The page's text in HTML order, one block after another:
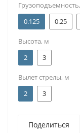
0.125
0.25
Высота, м
2
3
Вылет стрелы, м
2
3
Поделиться